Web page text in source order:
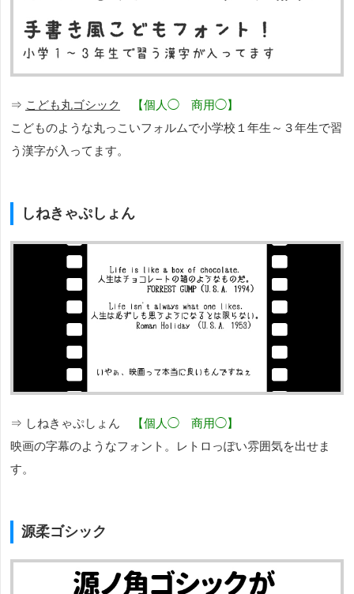
⇒ こども丸ゴシック
【個人◯ 商用◯】
こどものような丸っこいフォルムで小学校１年生～３年生で習
う漢字が入ってます。
しねきゃぷしょん
⇒ しねきゃぷしょん
【個人◯ 商用◯】
映画の字幕のようなフォント。レトロっぽい雰囲気を出せま
す。
源柔ゴシック